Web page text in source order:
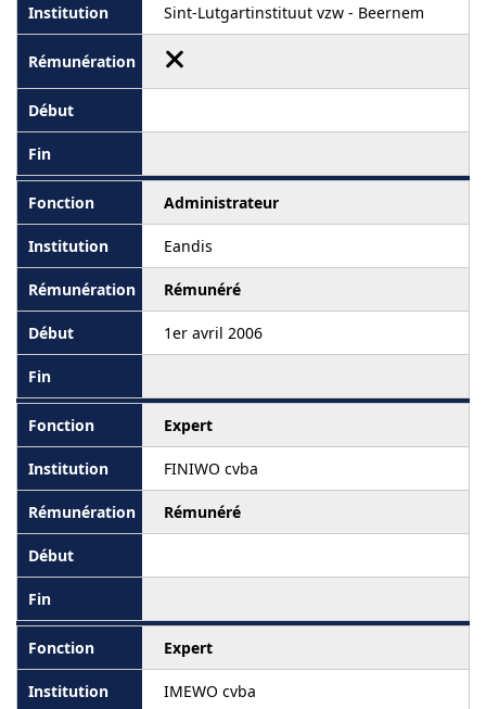
Sint-Lutgartinstituut vzw - Beernem
Administrateur
Eandis
Rémunéré
1er avril 2006
Expert
FINIWO cvba
Rémunéré
Expert
IMEWO cvba